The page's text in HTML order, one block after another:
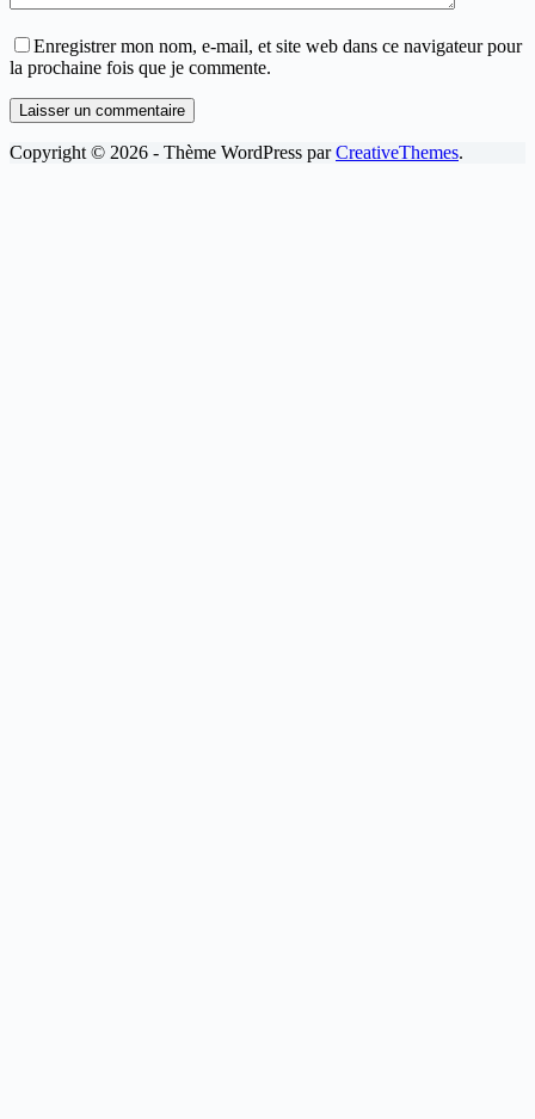
Enregistrer mon nom, e-mail, et site web dans ce navigateur pour
la prochaine fois que je commente.
Laisser un commentaire
Copyright © 2026 - Thème WordPress parCreativeThemes.